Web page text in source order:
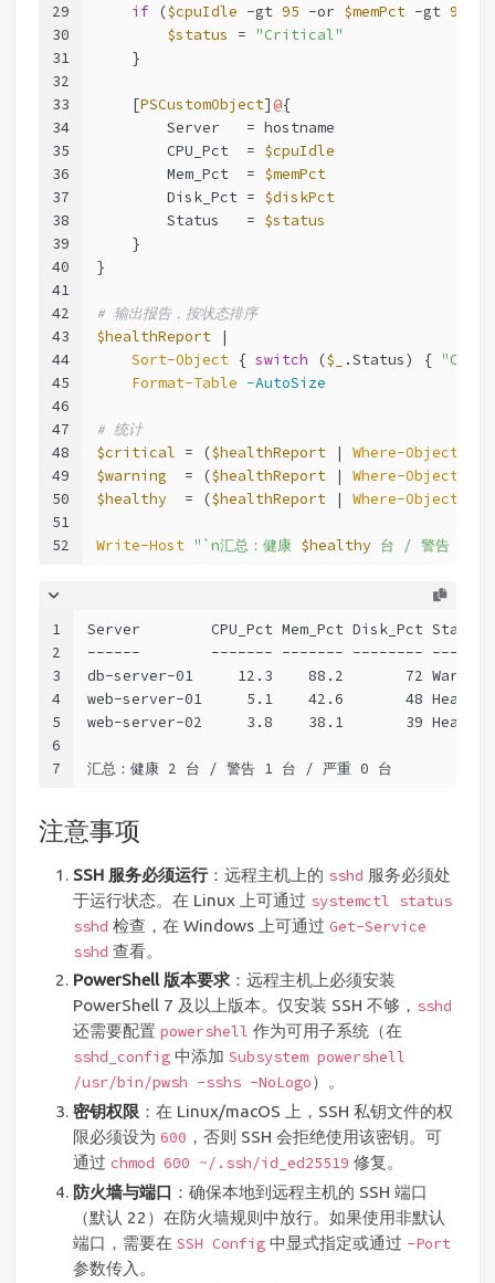
29
30
31
32
33
34
35
36
37
38
39
40
41
42
43
44
45
46
47
48
49
50
51
52
if ($cpuIdle -gt 95 -or $memPct -gt 95
$status = "Critical"
    }
    [
PSCustomObject] @{
        Server   = hostname
        CPU_Pct  =
$cpuIdle
        Mem_Pct  =
$memPct
        Disk_Pct =
$diskPct
        Status   =
$status
    }
}
# 输出报告，按状态排序
$healthReport |
Sort-Object { switch ($_ .Status) {
Format-Table -AutoSize
# 统计
$critical = ($healthReport | Where-Object
$warning
  = (
$healthReport | Where-Object
$healthy
  = (
$healthReport | Where-Object
Write-Host "`n汇总：健康 $healthy 台 / 警告
1
2
3
4
5
6
7
Server        CPU_Pct Mem_Pct Disk_Pct Status
------        ------- ------- -------- ------
db-server-01     12.3    88.2       72 Warning
web-server-01     5.1    42.6       48 Healthy
web-server-02     3.8    38.1       39 Healthy
汇总：健康 2 台 / 警告 1 台 / 严重 0 台
注意事项
SSH 服务必须运行：远程主机上的 sshd 服务必须处
于运行状态。在 Linux 上可通过 systemctl status
sshd 检查，在 Windows 上可通过 Get-Service
sshd 查看。
PowerShell 版本要求：远程主机上必须安装
PowerShell 7 及以上版本。仅安装 SSH 不够， sshd
还需要配置 powershell 作为可用子系统（在
sshd_config中添加 Subsystem powershell
/usr/bin/pwsh -sshs -NoLogo）。
密钥权限 ：在 Linux/macOS 上，SSH 私钥文件的权
限必须设为 600 ，否则 SSH 会拒绝使用该密钥。可
通过 chmod 600 ~/.ssh/id_ed25519 修复。
防火墙与端口 ：确保本地到远程主机的 SSH 端口
（默认 22）在防火墙规则中放行。如果使用非默认
端口，需要在 SSH Config中显式指定或通过 -Port
参数传入。